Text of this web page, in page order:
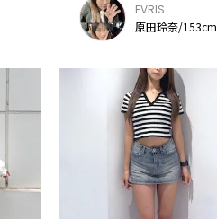
EVRIS
原田玲奈/153cm